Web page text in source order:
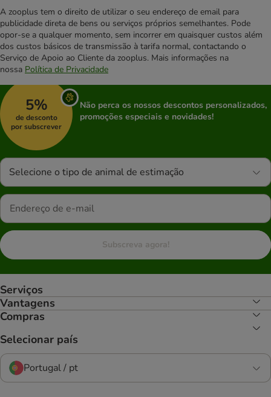
A zooplus tem o direito de utilizar o seu endereço de email para
publicidade direta de bens ou serviços próprios semelhantes. Pode
opor-se a qualquer momento, sem incorrer em quaisquer custos além
dos custos básicos de transmissão à tarifa normal, contactando o
Serviço de Apoio ao Cliente da zooplus. Mais informações na
nossa Política de Privacidade
5%
de desconto
por subscrever
Não perca os nossos descontos personalizados,
promoções especiais e novidades!
Selecione o tipo de animal de estimação
Subscreva agora!
Serviços
Vantagens
Compras
Selecionar país
Portugal / pt